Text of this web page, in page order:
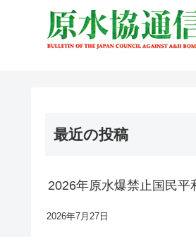
最近の投稿
2026年原水爆禁止国民平
2026年7月27日